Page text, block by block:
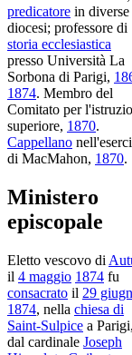
predicatore in diverse
diocesi; professore di
storia ecclesiastica
presso Università La
Sorbona di Parigi,
1874. Membro del
Comitato per
superiore, 1870.
Cappellano
di MacMahon, 1870.
Ministero
episcopale
Eletto vescovo di
il 4 maggio 1874 fu
consacrato il 29
1874, nella chiesa di
Saint-Sulpice a Parigi,
dal cardinale Joseph